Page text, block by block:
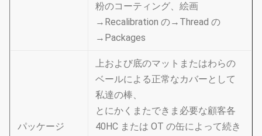
粉のコーティング、絵画
→Recalibration の→Thread の
→Packages
パッケージ
上および底のマットまたはわらの
ベールによる正常なカバーとして
私達の棒、
とにかくまたできま必要な顧客各
40HC または OT の缶によって続き